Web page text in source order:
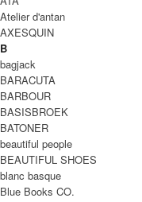
/
/ ア
SHOES
SHOES ALL ITEM
BOOTS
PUMPS
Atelier d'antan
AXESQUIN
B
bagjack
BARACUTA
BARBOUR
BASISBROEK
BATONER
beautiful people
BEAUTIFUL SHOES
blanc basque
Blue Books CO.